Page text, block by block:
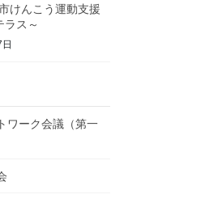
けんこう運動支援
ラス～
ワーク会議（第一